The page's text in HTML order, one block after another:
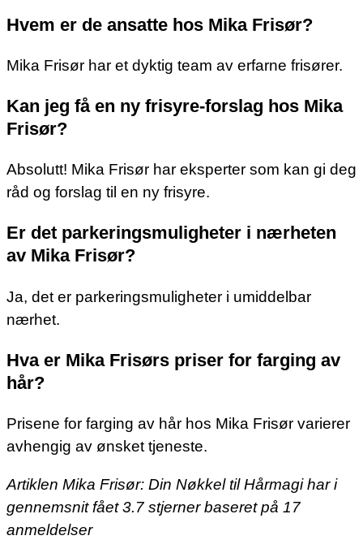
Hvem er de ansatte hos Mika Frisør?
Mika Frisør har et dyktig team av erfarne frisører.
Kan jeg få en ny frisyre-forslag hos Mika
Frisør?
Absolutt! Mika Frisør har eksperter som kan gi deg
råd og forslag til en ny frisyre.
Er det parkeringsmuligheter i nærheten
av Mika Frisør?
Ja, det er parkeringsmuligheter i umiddelbar
nærhet.
Hva er Mika Frisørs priser for farging av
hår?
Prisene for farging av hår hos Mika Frisør varierer
avhengig av ønsket tjeneste.
Artiklen Mika Frisør: Din Nøkkel til Hårmagi har i
gennemsnit fået3.7 stjerner baseret på 17
anmeldelser